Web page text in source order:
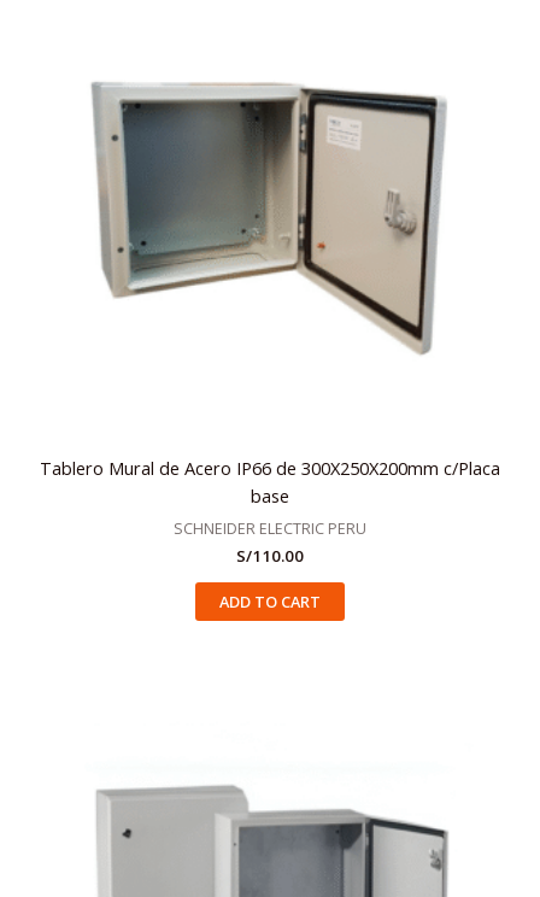
Tablero Mural de Acero IP66 de 300X250X200mm c/Placa
base
SCHNEIDER ELECTRIC PERU
S/110.00
ADD TO CART